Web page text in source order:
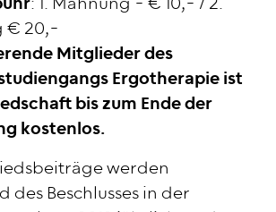
€ 20,-
Mitglieder des
Ergotherapie ist
bis zum Ende der
kostenlos.
werden
des Beschlusses in der